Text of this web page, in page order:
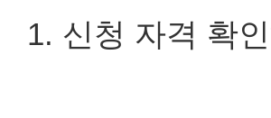
1. 신청 자격 확